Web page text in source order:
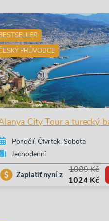
PRŮVODCE
City Tour a turecký
Pondělí, Čtvrtek, Sobota
Jednodenní
Zaplatiť nyní z
1089 Kč
1024 Kč